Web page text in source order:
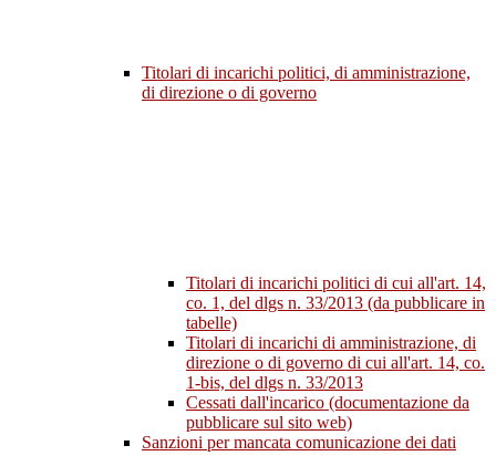
Titolari di incarichi politici, di amministrazione,
di direzione o di governo
Titolari di incarichi politici di cui all'art. 14,
co. 1, del dlgs n. 33/2013 (da pubblicare in
tabelle)
Titolari di incarichi di amministrazione, di
direzione o di governo di cui all'art. 14, co.
1-bis, del dlgs n. 33/2013
Cessati dall'incarico (documentazione da
pubblicare sul sito web)
Sanzioni per mancata comunicazione dei dati